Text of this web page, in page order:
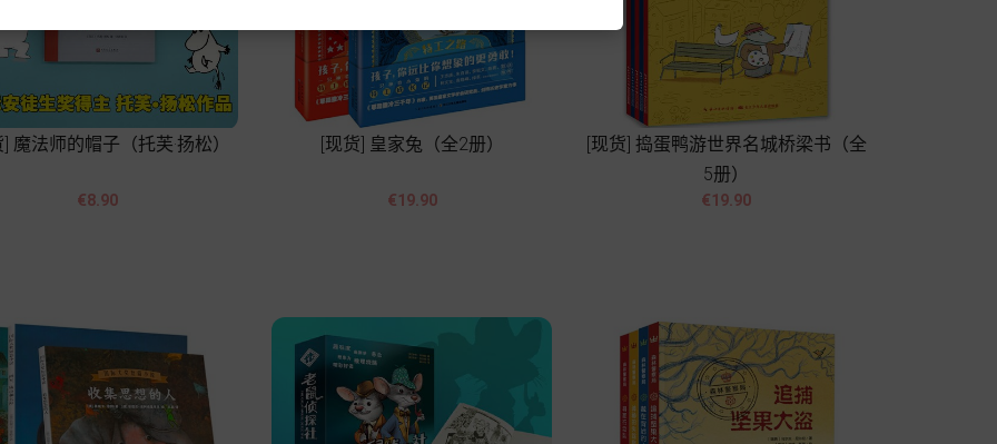
魔法师的帽子（托芙·扬松）
價
€8.90
[现货] 皇家兔（全2册）
價
€19.90

[现货] 捣蛋鸭游世界名城桥梁书（全
5册）
價
€19.90
